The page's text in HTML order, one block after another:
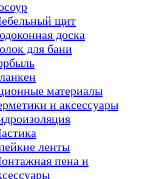
щит
доска
для бани
материалы
и аксессуары
ленты
пена и